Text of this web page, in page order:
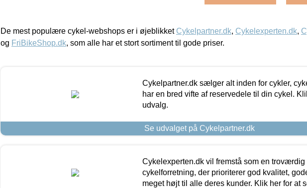
De mest populære cykel-webshops er i øjeblikket Cykelpartner.dk, Cykelexperten.dk,
og FriBikeShop.dk, som alle har et stort sortiment til gode priser.
Cykelpartner.dk sælger alt inden for cykler,
har en bred vifte af reservedele til din cykel.
udvalg.
Se udvalget på Cykelpartner.dk
Cykelexperten.dk vil fremstå som en
cykelforretning, der prioriterer god kvalitet,
meget højt til alle deres kunder. Klik her for at